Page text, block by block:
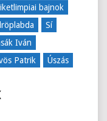
bajnok
Sí
Iván
Patrik Úszás